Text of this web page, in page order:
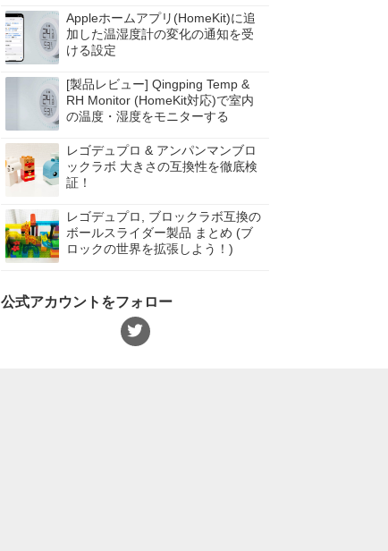
Appleホームアプリ(HomeKit)に追
加した温湿度計の変化の通知を受
ける設定
[製品レビュー] Qingping Temp &
RH Monitor (HomeKit対応)で室内
の温度・湿度をモニターする
レゴデュプロ & アンパンマンブロ
ックラボ 大きさの互換性を徹底検
証！
レゴデュプロ, ブロックラボ互換の
ボールスライダー製品 まとめ (ブ
ロックの世界を拡張しよう！)
公式アカウントをフォロー